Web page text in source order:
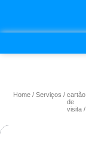
Home Serviços
cartão
de
visita